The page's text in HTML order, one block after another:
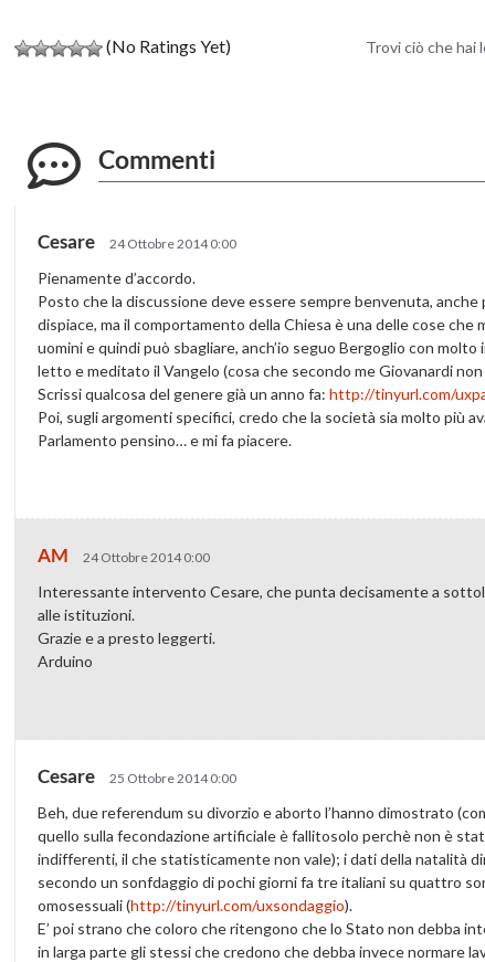
(No Ratings Yet) Trovi ciò che
Commenti
Cesare 24 Ottobre 2014 0:00
Pienamente d’accordo.
Posto che la discussione deve essere sempre benvenuta,
dispiace, ma il comportamento della Chiesa è una delle cose
uomini e quindi può sbagliare, anch’io seguo Bergoglio con
letto e meditato il Vangelo (cosa che secondo me Giovanardi
Scrissi qualcosa del genere già un anno fa:http://tinyurl.com/
Poi, sugli argomenti specifici, credo che la società sia molto più
Parlamento pensino… e mi fa piacere.
AM 24 Ottobre 2014 0:00
Interessante intervento Cesare, che punta decisamente a
alle istituzioni.
Grazie e a presto leggerti.
Arduino
Cesare 25 Ottobre 2014 0:00
Beh, due referendum su divorzio e aborto l’hanno dimostrato
quello sulla fecondazione artificiale è fallitosolo perchè non è
indifferenti, il che statisticamente non vale); i dati della natalità
secondo un sonfdaggio di pochi giorni fa tre italiani su quattro
omosessuali (http://tinyurl.com/uxsondaggio).
E’ poi strano che coloro che ritengono che lo Stato non debba
in larga parte gli stessi che credono che debba invece normare